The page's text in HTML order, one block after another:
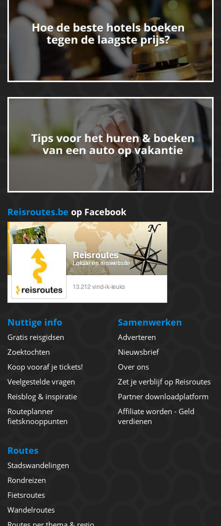
Reisroutes.be op Facebook
Nuttige info
Gratis reisgidsen
Zoektochten
Koop vooraf je tickets!
Veelgestelde vragen
Reisblog & inspiratie
Routeplanner
fietsknooppunten
Samenwerken
Adverteren
Nieuwsbrief
Over ons
Zet je verblijf op Reisroutes
Partner downloadplatform
Affiliate worden - Geld
verdienen
Routes
Stadswandelingen
Rondreizen
Fietsroutes
Wandelroutes